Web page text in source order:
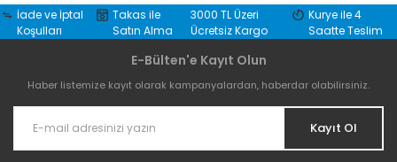
İade ve İptal
Koşulları
Takas ile
Satın Alma
3000 TL Üzeri
Ücretsiz Kargo
Kurye ile 4
Saatte Teslim
E-Bülten'e Kayıt Olun
Haber listemize kayıt olarak kampanyalardan, haberdar olabilirsiniz.
Kayıt Ol